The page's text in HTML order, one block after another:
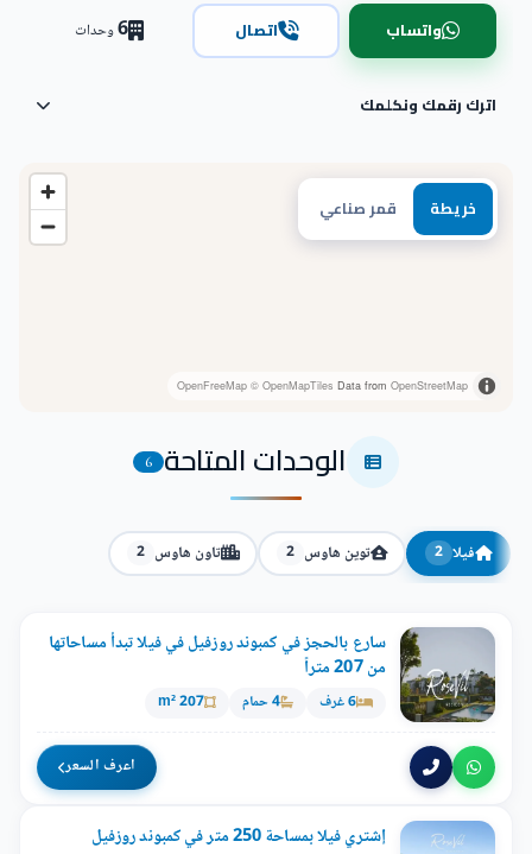
خريطة قمر صناعي
OpenFreeMap © OpenMapTiles Data from OpenStreetMap
واتساب اتصال 6وحدات
اترك رقمك ونكلمك
الوحدات المتاحة 6
فيلا 2 توين هاوس 2 تاون هاوس 2
سارع بالحجز في كمبوند روزفيل في فيلا تبدأ مساحاتها
من 207 متراً
6 غرف 4 حمام 207 m²
اعرف السعر
إشتري فيلا بمساحة 250 متر في كمبوند روزفيل